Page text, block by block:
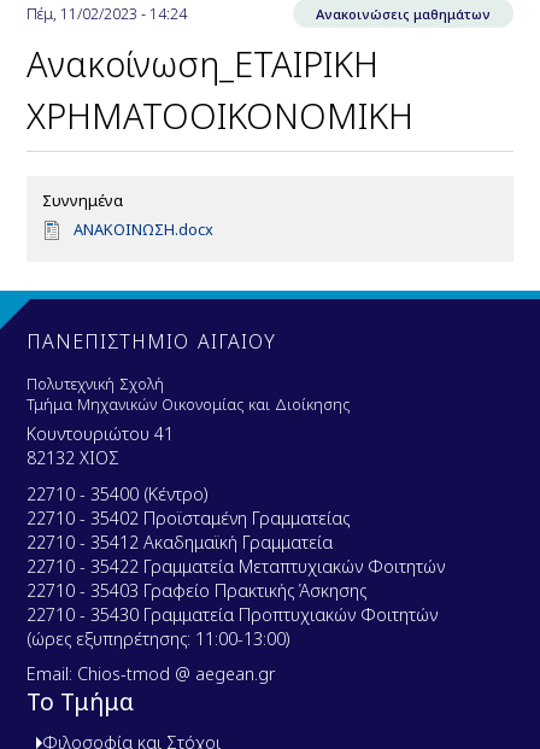
Πέμ, 11/02/2023 - 14:24 Ανακοινώσεις μαθημάτων
Ανακοίνωση_ΕΤΑΙΡΙΚΗ
ΧΡΗΜΑΤΟΟΙΚΟΝΟΜΙΚΗ
Συννημένα
D
u
e
n
t
ΑΝΑΚΟΙΝΩΣΗ.docx
ΠΑΝΕΠΙΣΤΗΜΙΟ ΑΙΓΑΙΟΥ
Πολυτεχνική Σχολή
Τμήμα Μηχανικών Οικονομίας και Διοίκησης
Κουντουριώτου 41
82132 ΧΙΟΣ
22710 - 35400 (Κέντρο)
22710 - 35402 Προϊσταμένη Γραμματείας
22710 - 35412 Ακαδημαϊκή Γραμματεία
22710 - 35422 Γραμματεία Μεταπτυχιακών Φοιτητών
22710 - 35403 Γραφείο Πρακτικής Άσκησης
22710 - 35430 Γραμματεία Προπτυχιακών Φοιτητών
(ώρες εξυπηρέτησης: 11:00-13:00)
Email: Chios-tmod @ aegean.gr
Το Τμήμα
Φιλοσοφία και Στόχοι